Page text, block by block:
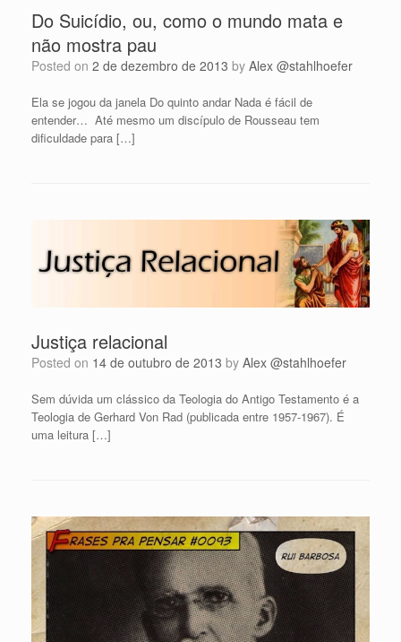
Do Suicídio, ou, como o mundo mata e
não mostra pau
Posted on 2 de dezembro de 2013 by Alex @stahlhoefer
Ela se jogou da janela Do quinto andar Nada é fácil de
entender… Até mesmo um discípulo de Rousseau tem
dificuldade para […]
Justiça relacional
Posted on 14 de outubro de 2013 by Alex @stahlhoefer
Sem dúvida um clássico da Teologia do Antigo Testamento é a
Teologia de Gerhard Von Rad (publicada entre 1957-1967). É
uma leitura […]